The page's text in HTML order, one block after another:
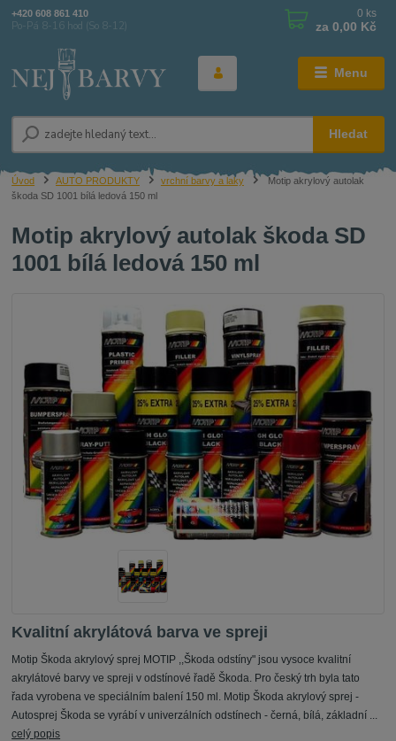
Menu
Hledat
+420 608 861 410
Po-Pá 8-16 hod (So 8-12)
0 ks
za 0,00 Kč
Úvod AUTO PRODUKTY vrchní barvy a laky
Motip akrylový autolak
škoda SD 1001 bílá ledová 150 ml
Motip akrylový autolak škoda SD
1001 bílá ledová 150 ml
Kvalitní akrylátová barva ve spreji
Motip Škoda akrylový sprej MOTIP ,,Škoda odstíny" jsou vysoce kvalitní
akrylátové barvy ve spreji v odstínové řadě Škoda. Pro český trh byla tato
řada vyrobena ve speciálním balení 150 ml. Motip Škoda akrylový sprej -
Autosprej Škoda se vyrábí v univerzálních odstínech - černá, bílá, základní ...
celý popis